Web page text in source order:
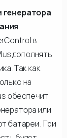
генератора
в
дополнять
Так как
на
обеспечит
или
батареи. При